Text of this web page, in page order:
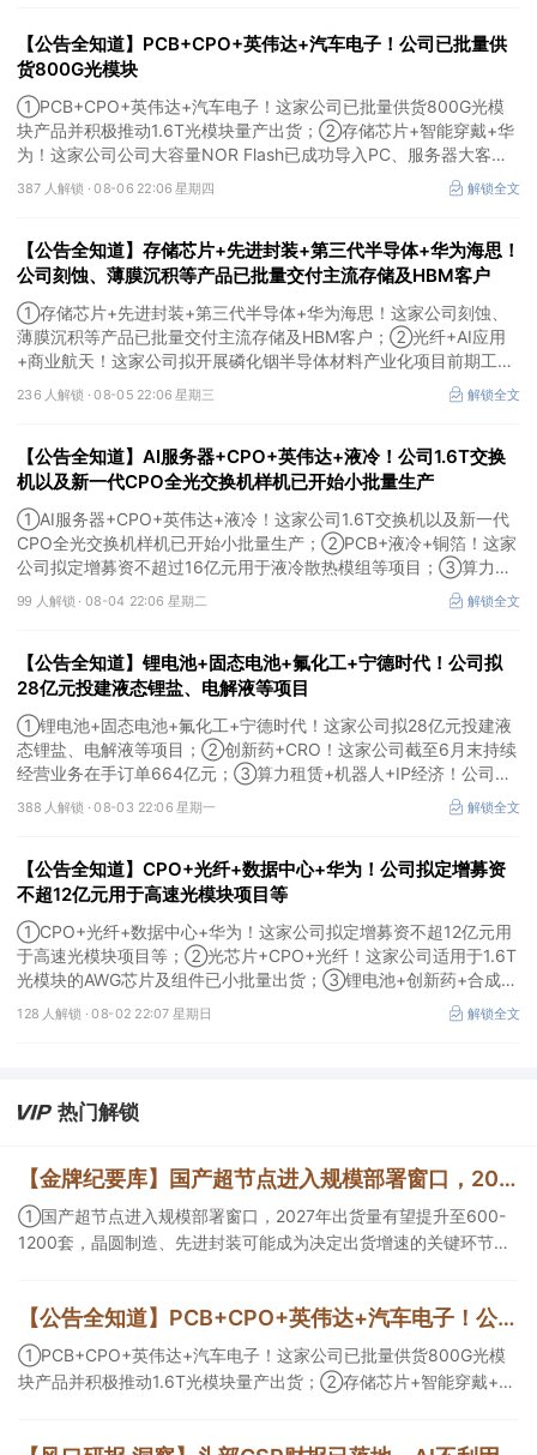
【公告全知道】PCB+CPO+英伟达+汽车电子！公司已批量供
货800G光模块
①PCB+CPO+英伟达+汽车电子！这家公司已批量供货800G光模
块产品并积极推动1.6T光模块量产出货；②存储芯片+智能穿戴+华
为！这家公司公司大容量NOR Flash已成功导入PC、服务器大客
户；③边缘计算+智慧灯杆！公司拟跨界布局固态存储标的。
387 人解锁 ·08-06 22:06 星期四 解锁全文
【公告全知道】存储芯片+先进封装+第三代半导体+华为海思！
公司刻蚀、薄膜沉积等产品已批量交付主流存储及HBM客户
①存储芯片+先进封装+第三代半导体+华为海思！这家公司刻蚀、
薄膜沉积等产品已批量交付主流存储及HBM客户；②光纤+AI应用
+商业航天！这家公司拟开展磷化铟半导体材料产业化项目前期工
作；③MLCC+光模块+商业航天+军工！公司拟定增募资不超3亿元
用于MLCC相关项目。
236 人解锁 ·08-05 22:06 星期三 解锁全文
【公告全知道】AI服务器+CPO+英伟达+液冷！公司1.6T交换
机以及新一代CPO全光交换机样机已开始小批量生产
①AI服务器+CPO+英伟达+液冷！这家公司1.6T交换机以及新一代
CPO全光交换机样机已开始小批量生产；②PCB+液冷+铜箔！这家
公司拟定增募资不超过16亿元用于液冷散热模组等项目；③算力
+云计算+华为鲲鹏！公司签署超46亿元算力服务合同。
99 人解锁 · 08-04 22:06 星期二 解锁全文
【公告全知道】锂电池+固态电池+氟化工+宁德时代！公司拟
28亿元投建液态锂盐、电解液等项目
①锂电池+固态电池+氟化工+宁德时代！这家公司拟28亿元投建液
态锂盐、电解液等项目；②创新药+CRO！这家公司截至6月末持续
经营业务在手订单664亿元；③算力租赁+机器人+IP经济！公司签
署32亿元算力服务合同。
388 人解锁 ·08-03 22:06 星期一 解锁全文
【公告全知道】CPO+光纤+数据中心+华为！公司拟定增募资
不超12亿元用于高速光模块项目等
①CPO+光纤+数据中心+华为！这家公司拟定增募资不超12亿元用
于高速光模块项目等；②光芯片+CPO+光纤！这家公司适用于1.6T
光模块的AWG芯片及组件已小批量出货；③锂电池+创新药+合成生
物！公司拟定增募资不超过7亿元以切入半导体供应链。
128 人解锁 ·08-02 22:07 星期日 解锁全文
热门解锁
【金牌纪要库】国产超节点进入规模部署窗口，2027年出货量有望提升至600-1200套，晶圆制造、先进封装可能成为决定出货增速的关键环节
①国产超节点进入规模部署窗口，2027年出货量有望提升至600-
1200套，晶圆制造、先进封装可能成为决定出货增速的关键环节；
换芯片已经由送样验证逐步进入小批量应用，中低速率产品替代有
望加快，400G、800G产品正进入认证和导入阶段。
【公告全知道】PCB+CPO+英伟达+汽车电子！公司已批量供货800G光模块
①PCB+CPO+英伟达+汽车电子！这家公司已批量供货800G光模
块产品并积极推动1.6T光模块量产出货；②存储芯片+智能穿戴+华